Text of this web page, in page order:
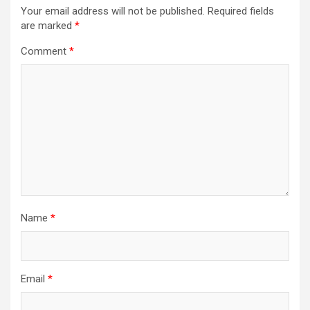
Your email address will not be published. Required fields
are marked *
Comment *
Name *
Email *